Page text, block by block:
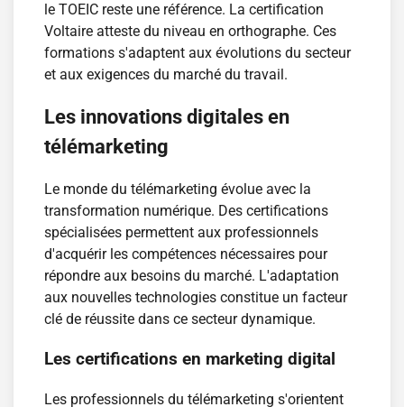
le TOEIC reste une référence. La certification
Voltaire atteste du niveau en orthographe. Ces
formations s'adaptent aux évolutions du secteur
et aux exigences du marché du travail.
Les innovations digitales en
télémarketing
Le monde du télémarketing évolue avec la
transformation numérique. Des certifications
spécialisées permettent aux professionnels
d'acquérir les compétences nécessaires pour
répondre aux besoins du marché. L'adaptation
aux nouvelles technologies constitue un facteur
clé de réussite dans ce secteur dynamique.
Les certifications en marketing digital
Les professionnels du télémarketing s'orientent